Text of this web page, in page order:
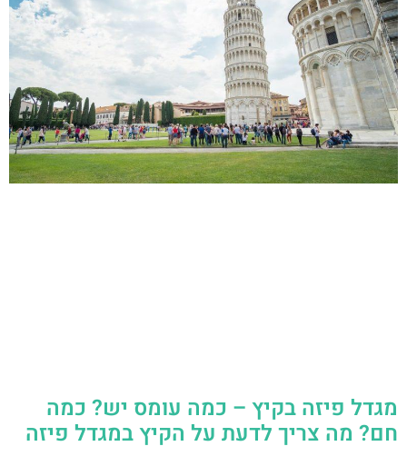
מגדל פיזה בקיץ – כמה עומס יש? כמה
חם? מה צריך לדעת על הקיץ במגדל פיזה